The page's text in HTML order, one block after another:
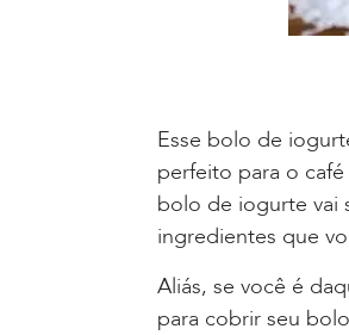
Esse bolo de
perfeito para o
bolo de iogurte vai
ingredientes que
Aliás, se você é
para cobrir seu